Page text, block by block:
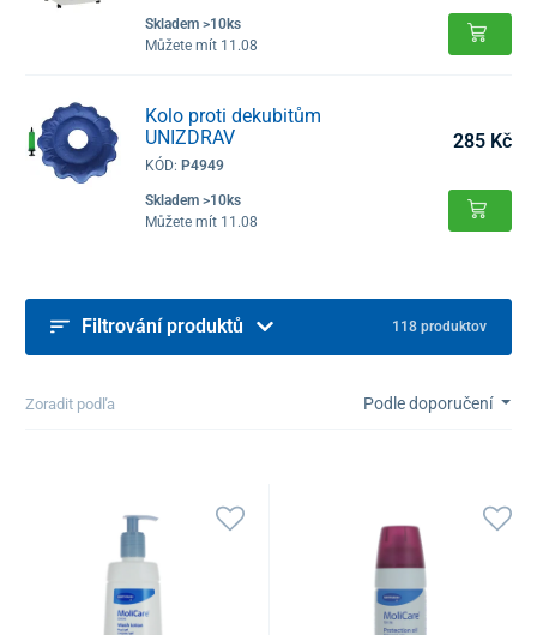
Skladem >10ks
Můžete mít 11.08
Kolo proti dekubitům
UNIZDRAV
KÓD: P4949
Skladem >10ks
Můžete mít 11.08
285 Kč
Filtrování produktů 118 produktov
Zoradit podľa Podle doporučení